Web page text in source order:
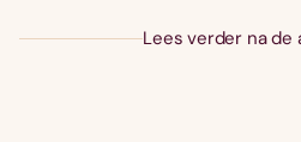
Lees verder na